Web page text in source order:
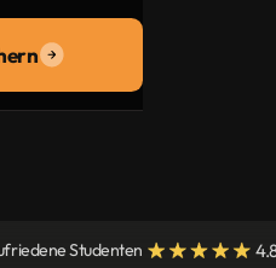
Studenten